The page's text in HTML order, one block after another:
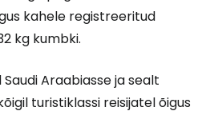
kahele registreeritud
kg kumbki.
Araabiasse ja sealt
turistiklassi reisijatel õigus